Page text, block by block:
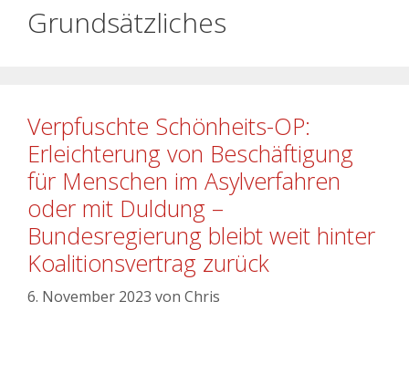
Grundsätzliches
Verpfuschte Schönheits-OP:
Erleichterung von Beschäftigung
für Menschen im Asylverfahren
oder mit Duldung –
Bundesregierung bleibt weit hinter
Koalitionsvertrag zurück
6. November 2023 von Chris